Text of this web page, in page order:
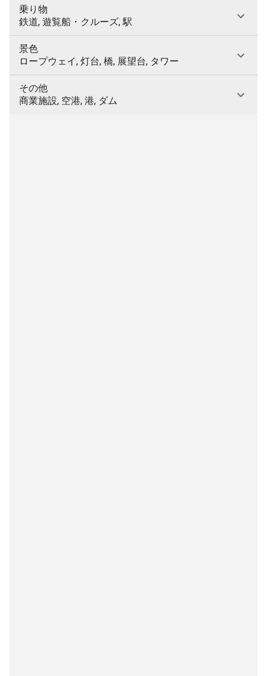
乗り物
鉄道, 遊覧船・クルーズ, 駅
景色
ロープウェイ, 灯台, 橋, 展望台, タワー
その他
商業施設, 空港, 港, ダム